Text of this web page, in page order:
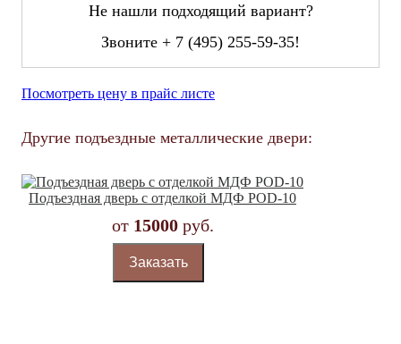
Не нашли подходящий вариант?
Звоните + 7 (495) 255-59-35!
Посмотреть цену в прайс листе
Другие подъездные металлические двери:
Подъездная дверь с отделкой МДФ POD-10
от 15000руб.
Заказать